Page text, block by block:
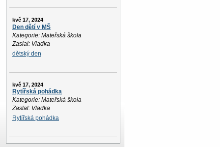
kvě 17, 2024
Den dětí v MŠ
Kategorie: Mateřská škola
Zaslal: Vladka
dětský den
kvě 17, 2024
Rytířská pohádka
Kategorie: Mateřská škola
Zaslal: Vladka
Rytířská pohádka